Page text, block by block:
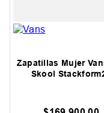
Zapatillas Mujer
Skool